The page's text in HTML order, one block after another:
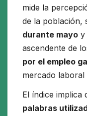
mide la
de la población,
durante mayo y
ascendente de
por el empleo
mercado laboral
El índice implica
palabras